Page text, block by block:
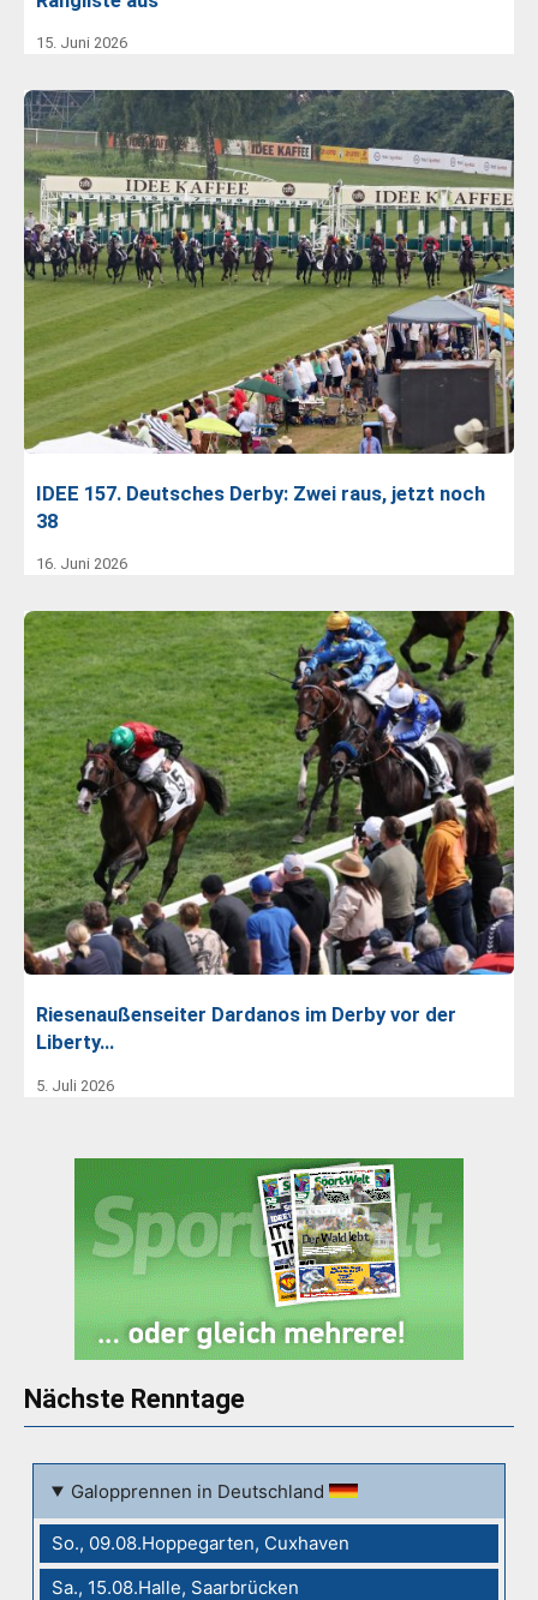
15. Juni 2026
IDEE 157. Deutsches Derby: Zwei raus, jetzt noch
38
16. Juni 2026
Riesenaußenseiter Dardanos im Derby vor der
Liberty…
5. Juli 2026
Nächste Renntage
Galopprennen in Deutschland
So., 09.08.Hoppegarten, Cuxhaven
Sa., 15.08.Halle, Saarbrücken